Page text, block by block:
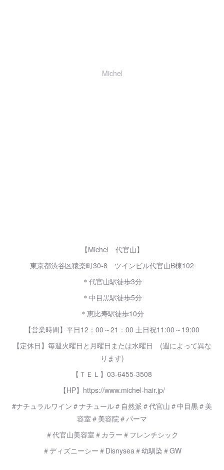
Michel
【Michel 代官山】
東京都渋谷区猿楽町30-8 ツインビル代官山B棟102
＊代官山駅徒歩3分
＊中目黒駅徒歩5分
＊恵比寿駅徒歩10分
【営業時間】平日12：00～21：00 土日祝11:00～19:00
【定休日】毎週火曜日と月曜日または水曜日 (週によって異な
ります)
【ＴＥＬ】03-6455-3508
【HP】https://www.michel-hair.jp/
#ナチュラルワイン＃ナチュール＃自然派＃代官山＃中目黒＃美
容室＃美容院＃パーマ
＃代官山美容室＃カラー＃フレンチシック
＃ディズニーシー＃Disnysea＃幼馴染＃GW